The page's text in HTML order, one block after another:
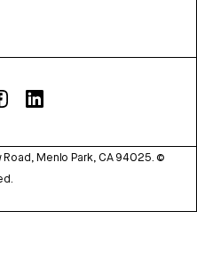
Menlo Park, CA 94025. ©